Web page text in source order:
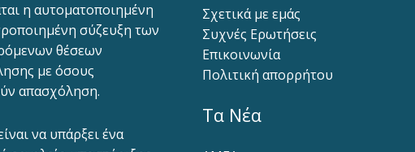
η αυτοματοποιημένη
σύζευξη των
θέσεων
με όσους
απασχόληση.
να υπάρξει ένα
Σχετικά με εμάς
Συχνές Ερωτήσεις
Επικοινωνία
Πολιτική απορρήτου
Τα Νέα